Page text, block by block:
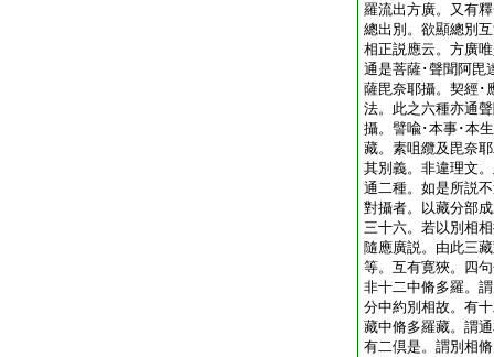
羅流出方廣。又有
總出別。欲顯總別
相正説應云。方廣
通是菩薩･聲聞阿毘
薩毘奈耶攝。契經･
法。此之六種亦通
攝。譬喩･本事･本
藏。素咀纜及毘奈
其別義。非違理文
通二種。如是所説
對攝者。以藏分部
三十六。若以別相
隨應廣説。由此三
等。互有寛狹。四
非十二中脩多羅。
分中約別相故。有
藏中脩多羅藏。謂
有二倶是。謂別相